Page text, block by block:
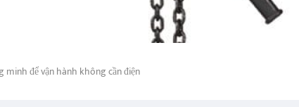
minh để vận hành không cần điện